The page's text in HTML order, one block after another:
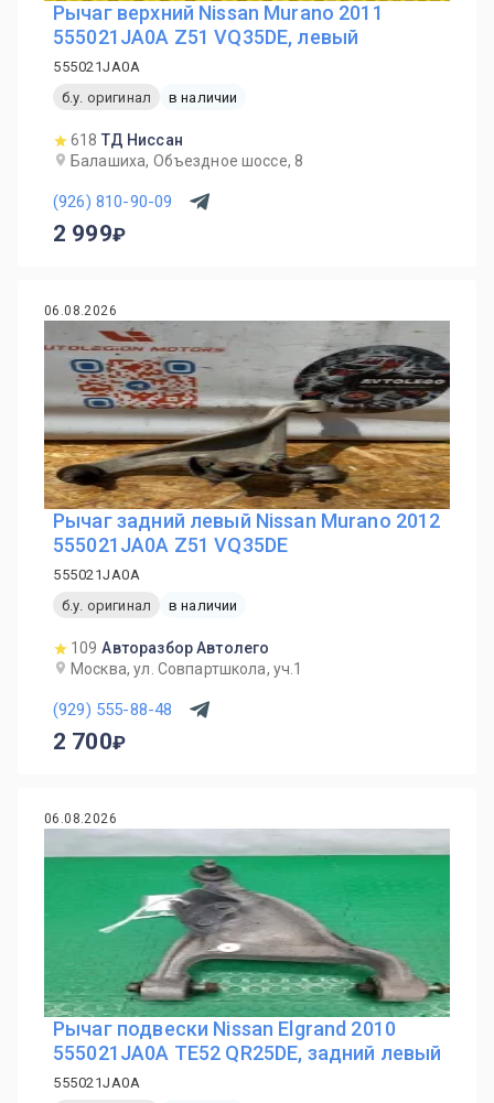
Рычаг верхний Nissan Murano 2011
555021JA0A Z51 VQ35DE, левый
555021JA0A
б.у. оригинал
в наличии
618 ТД Ниссан
Балашиха, Объездное шоссе, 8
(926) 810-90-09
2 999
06.08.2026
Рычаг задний левый Nissan Murano 2012
555021JA0A Z51 VQ35DE
555021JA0A
б.у. оригинал
в наличии
109 Авторазбор Автолего
Москва, ул. Совпартшкола, уч.1
(929) 555-88-48
2 700
06.08.2026
Рычаг подвески Nissan Elgrand 2010
555021JA0A TE52 QR25DE, задний левый
555021JA0A